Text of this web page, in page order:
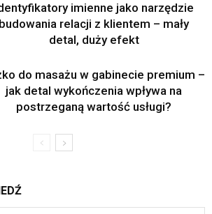
imienne jako narzędzie
budowania relacji z klientem – mały
detal, duży efekt
do masażu w gabinecie premium –
jak detal wykończenia wpływa na
postrzeganą wartość usługi?